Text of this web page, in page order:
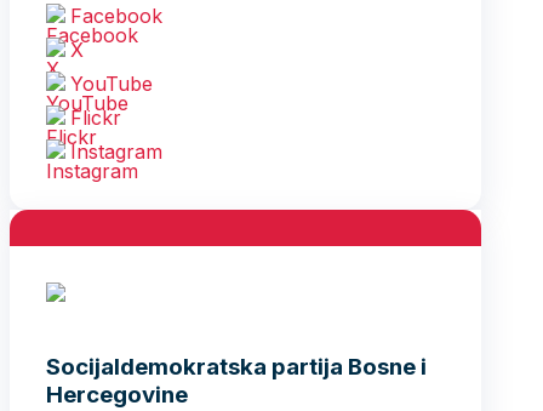
Facebook
X
YouTube
Flickr
Instagram
Socijaldemokratska partija Bosne i
Hercegovine